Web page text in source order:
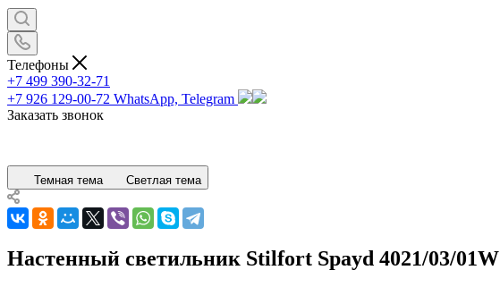
Телефоны
+7 499 390-32-71
+7 926 129-00-72 WhatsApp, Telegram
Заказать звонок
Темная тема Светлая тема
Настенный светильник Stilfort Spayd 4021/03/01W